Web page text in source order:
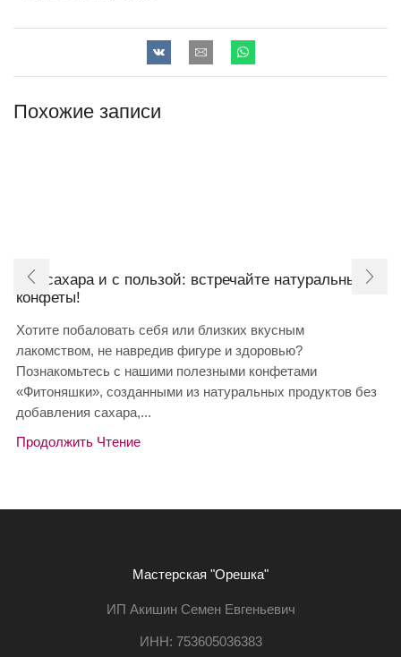
Похожие записи
Без сахара и с пользой: встречайте натуральные
конфеты!
Хотите побаловать себя или близких вкусным
лакомством, не навредив фигуре и здоровью?
Познакомьтесь с нашими полезными конфетами
«Фитоняшки», созданными из натуральных продуктов без
добавления сахара,...
Продолжить Чтение
Мастерская "Орешка"
ИП Акишин Семен Евгеньевич
ИНН: 753605036383